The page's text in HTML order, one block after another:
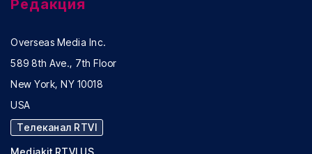
Редакция
Overseas Media Inc.
589 8th Ave., 7th Floor
New York, NY 10018
USA
Телеканал RTVI